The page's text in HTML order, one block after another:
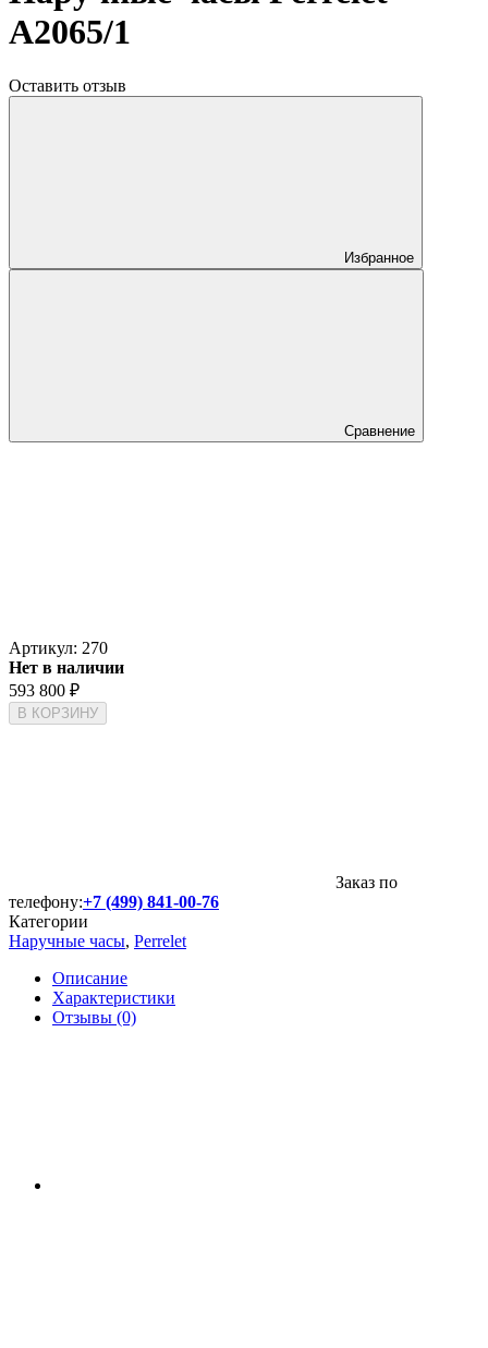
A2065/1
Оставить отзыв
Избранное
Сравнение
Артикул: 270
Нет в наличии
593 800 ₽
В КОРЗИНУ
Заказ по
телефону:+7 (499) 841-00-76
Категории
Наручные часы, Perrelet
Описание
Характеристики
Отзывы (0)